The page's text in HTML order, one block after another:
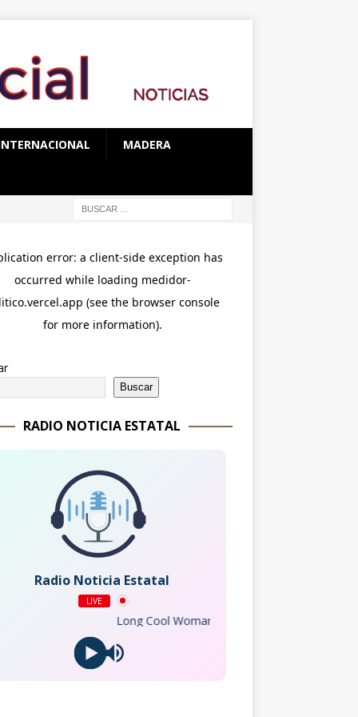
MADERA
Buscar
RADIO NOTICIA ESTATAL
Radio Noticia Estatal
LIVE
Long Cool Woman in a Black Dress - The Hollies